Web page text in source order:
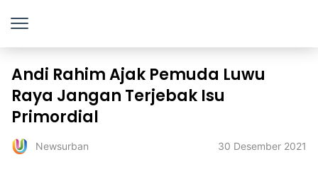
Andi Rahim Ajak Pemuda Luwu
Raya Jangan Terjebak Isu
Primordial
Newsurban 30 Desember 2021